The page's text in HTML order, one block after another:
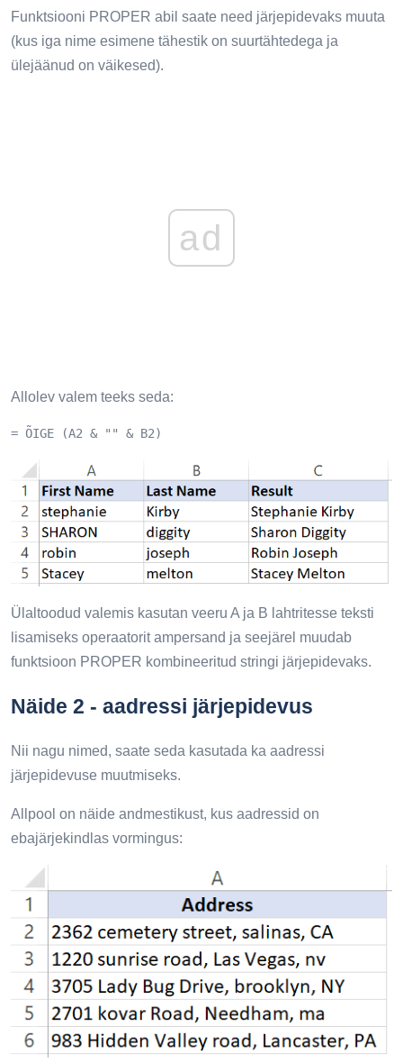
Funktsiooni PROPER abil saate need järjepidevaks muuta
(kus iga nime esimene tähestik on suurtähtedega ja
ülejäänud on väikesed).
ad
Allolev valem teeks seda:
= ÕIGE (A2 & "" & B2)
Ülaltoodud valemis kasutan veeru A ja B lahtritesse teksti
lisamiseks operaatorit ampersand ja seejärel muudab
funktsioon PROPER kombineeritud stringi järjepidevaks.
Näide 2 - aadressi järjepidevus
Nii nagu nimed, saate seda kasutada ka aadressi
järjepidevuse muutmiseks.
Allpool on näide andmestikust, kus aadressid on
ebajärjekindlas vormingus: